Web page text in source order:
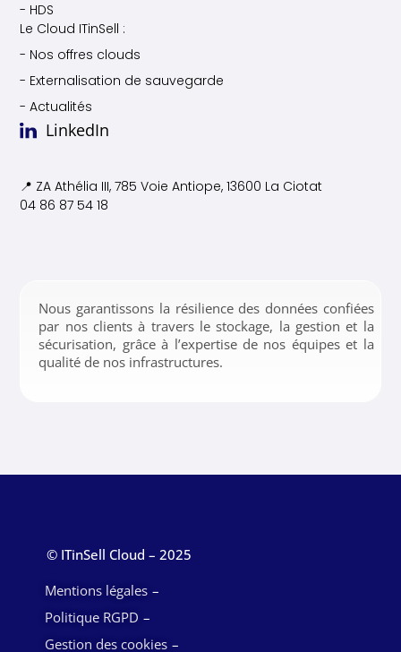
- HDS
Le Cloud ITinSell :
- Nos offres clouds
- Externalisation de sauvegarde
- Actualités
LinkedIn
📍 ZA Athélia III, 785 Voie Antiope, 13600 La Ciotat
04 86 87 54 18
Nous garantissons la résilience des données confiées
par nos clients à travers le stockage, la gestion et la
sécurisation, grâce à l’expertise de nos équipes et la
qualité de nos infrastructures.
© ITinSell Cloud – 2025
Mentions légales
Politique RGPD
Gestion des cookies